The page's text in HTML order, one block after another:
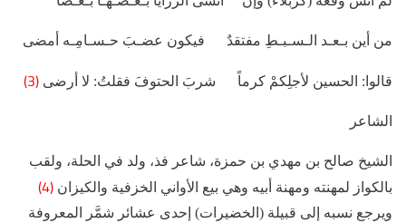
من أين بـعـد الـسـبـطِ مفتقدٌ فيكون عضـبَ حـسـامِـه أمضى
قالوا: الحسين لأجلِكمْ كرماً شربَ الحتوفَ فقلتُ: لا أرضى (3)
الشاعر
الشيخ صالح بن مهدي بن حمزة، شاعر فذ، ولد في الحلة، ولقب
بالكواز لمهنته ومهنة أبيه وهي بيع الأواني الخزفية والكيزان (4)
ويرجع نسبه إلى قبيلة (الخضيرات) إحدى عشائر شمَّر المعروفة